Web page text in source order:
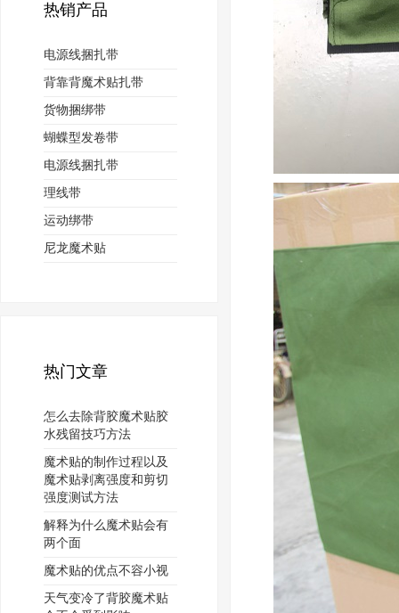
热销产品
电源线捆扎带
背靠背魔术贴扎带
货物捆绑带
蝴蝶型发卷带
电源线捆扎带
理线带
运动绑带
尼龙魔术贴
热门文章
怎么去除背胶魔术贴胶
水残留技巧方法
魔术贴的制作过程以及
魔术贴剥离强度和剪切
强度测试方法
解释为什么魔术贴会有
两个面
魔术贴的优点不容小视
天气变冷了背胶魔术贴